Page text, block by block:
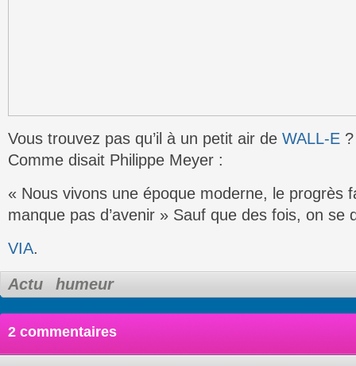
Vous trouvez pas qu’il à un petit air de WALL-E ?
Comme disait Philippe Meyer :
« Nous vivons une époque moderne, le progrès
manque pas d’avenir » Sauf que des fois, on se
VIA.
Actu humeur
2 commentaires